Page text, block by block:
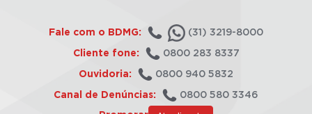
Fale com o BDMG: (31) 3219-8000
Cliente fone: 0800 283 8337
Ouvidoria: 0800 940 5832
Canal de Denúncias: 0800 580 3346